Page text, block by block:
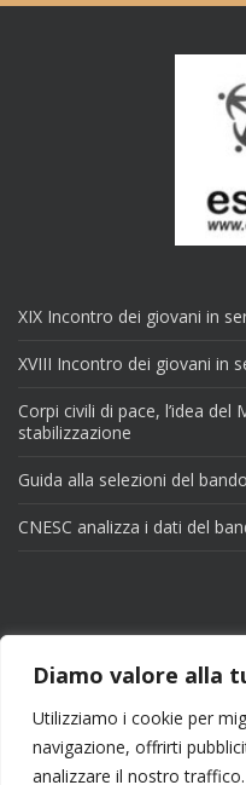
Diamo valore alla
Utilizziamo i cookie per
navigazione, offrirti
analizzare il nostro
XIX Incontro dei giovani in
XVIII Incontro dei giovani in
Corpi civili di pace, l’idea
stabilizzazione
Guida alla selezioni del
CNESC analizza i dati del